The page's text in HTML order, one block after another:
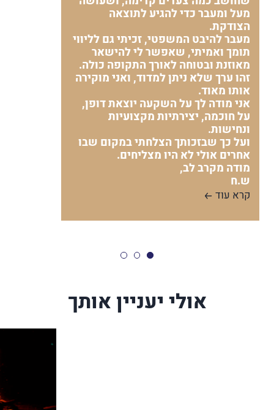
מעל ומעבר כדי להגיע לתוצאה
הצודקת.
מעבר להיבט המשפטי, זכיתי גם לליווי
תומך ואמיתי, שאפשר לי להישאר
מאוזנת ובטוחה לאורך התקופה כולה.
זהו ערך שלא ניתן למדוד, ואני מוקירה
אותו מאוד.
אני מודה לך על השקעה יוצאת דופן,
על חוכמה, יצירתיות מקצועיות
ונחישות.
ועל כך שבזכותך הצלחתי במקום שבו
אחרים אולי לא היו מצליחים.
מודה מקרב לב,
ש.ח
קרא עוד
אולי יעניין אותך